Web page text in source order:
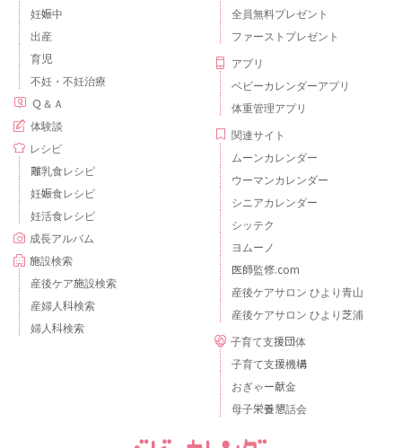
妊娠中
出産
育児
不妊・不妊治療
Ｑ＆Ａ
体験談
レシピ
離乳食レシピ
妊娠食レシピ
妊活食レシピ
成長アルバム
施設検索
産後ケア施設検索
産婦人科検索
婦人科検索
全員無料プレゼント
ファーストプレゼント
アプリ
ベビーカレンダーアプリ
体重管理アプリ
関連サイト
ムーンカレンダー
ウーマンカレンダー
シニアカレンダー
シッテク
ヨムーノ
医師監修.com
産後ケアサロン ひより青山
産後ケアサロン ひより芝浦
子育て支援団体
子育て支援機構
おぎゃー献金
母子栄養懇話会